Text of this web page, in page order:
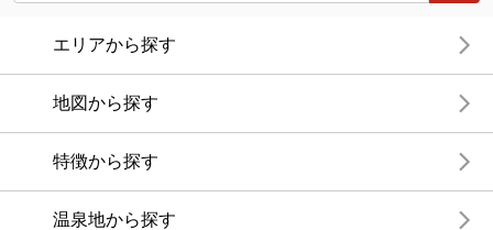
エリアから探す
地図から探す
特徴から探す
温泉地から探す